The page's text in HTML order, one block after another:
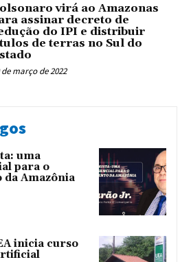
virá ao Amazonas
assinar decreto de
do IPI e distribuir
de terras no Sul do
de março de 2022
uma
para o
Amazônia
inicia curso